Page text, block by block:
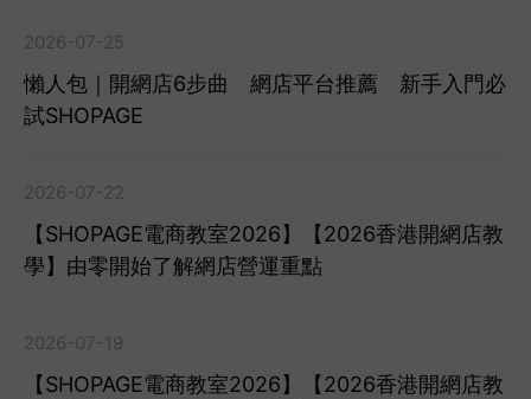
2026-07-25
懶人包｜開網店6步曲 網店平台推薦 新手入門必
試SHOPAGE
2026-07-22
【SHOPAGE電商教室2026】【2026香港開網店教
學】由零開始了解網店營運重點
2026-07-19
【SHOPAGE電商教室2026】【2026香港開網店教